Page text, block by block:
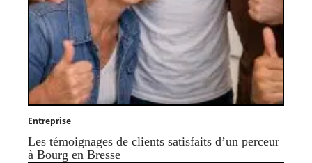
Entreprise
Les témoignages de clients satisfaits d’un perceur
à Bourg en Bresse